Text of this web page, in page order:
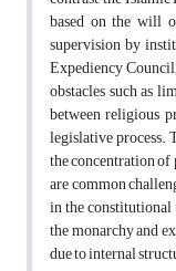
based on the will
supervision by
Expediency
obstacles such as
between religious
legislative process.
the concentration of
are common
in the
the monarchy and
due to internal